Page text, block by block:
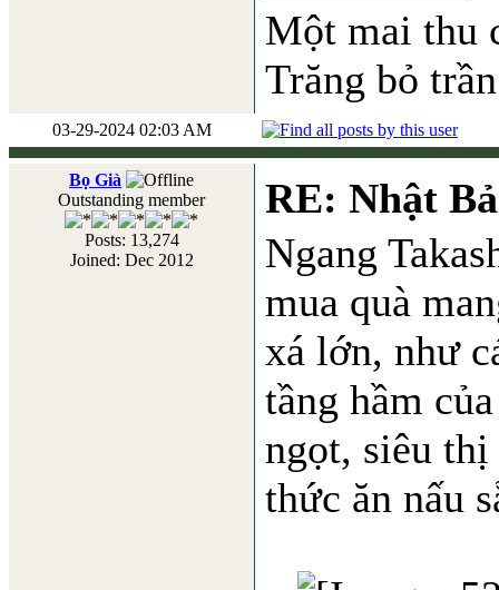
Một mai thu
Trăng bỏ
03-29-2024 02:03 AM
Bọ Già
Outstanding member
Posts: 13,274
Joined: Dec 2012
RE: Nhật
Ngang
mua quà
xá lớn, như
tầng hầm
ngọt, siêu
thức ăn nấu